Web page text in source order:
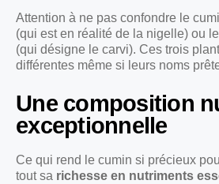
Attention à ne pas confondre le
(qui est en réalité de la nigelle) ou le
(qui désigne le carvi). Ces trois
différentes même si leurs noms
Une composition
exceptionnelle
Ce qui rend le cumin si précieux
tout sa richesse en nutriments